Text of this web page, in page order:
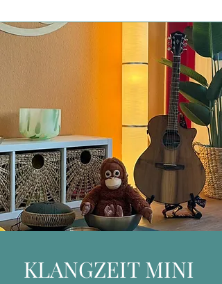
KLANGZEIT MINI